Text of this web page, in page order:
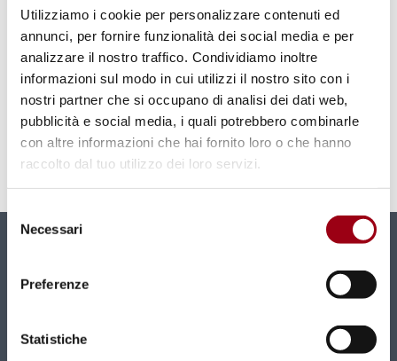
Utilizziamo i cookie per personalizzare contenuti ed
annunci, per fornire funzionalità dei social media e per
analizzare il nostro traffico. Condividiamo inoltre
informazioni sul modo in cui utilizzi il nostro sito con i
nostri partner che si occupano di analisi dei dati web,
pubblicità e social media, i quali potrebbero combinarle
con altre informazioni che hai fornito loro o che hanno
raccolto dal tuo utilizzo dei loro servizi.
Selezione
delNecessari
Preferenze
Statistiche
WOMEN
Strong-Women Leadership in
Africa: How women
parliamentarians are changing
the policy making in Uganda
14.11.2019
New contents and news directly in your mailbox